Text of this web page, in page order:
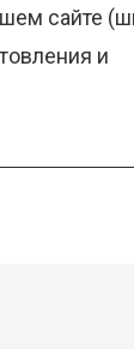
сайте
и